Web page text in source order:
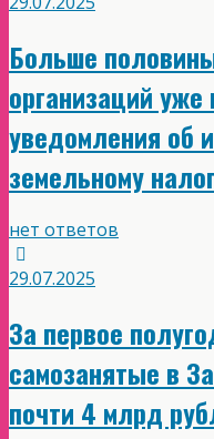
Больше
организаций уже
уведомления об
земельному
нет ответов
29.07.2025
За первое
самозанятые в
почти 4 млрд